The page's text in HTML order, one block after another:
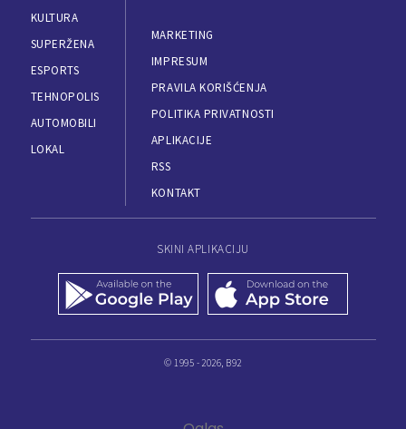
KULTURA
SUPERŽENA
ESPORTS
TEHNOPOLIS
AUTOMOBILI
LOKAL
MARKETING
IMPRESUM
PRAVILA KORIŠĆENJA
POLITIKA PRIVATNOSTI
APLIKACIJE
RSS
KONTAKT
SKINI APLIKACIJU
© 1995 - 2026, B92